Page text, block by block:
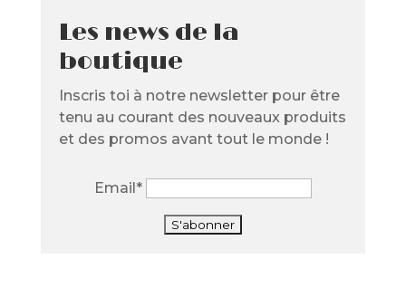
Les news de la
boutique
Inscris toi à notre newsletter pour être
tenu au courant des nouveaux produits
et des promos avant tout le monde !
Email*